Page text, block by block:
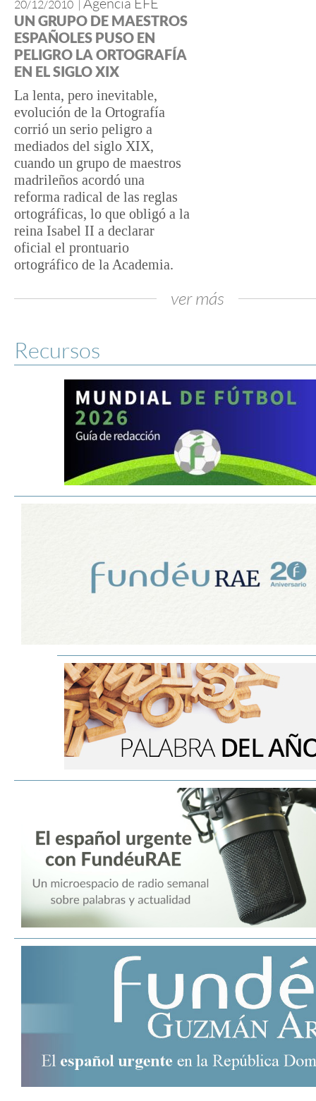
20/12/2010 |
UN GRUPO DE MAESTROS
ESPAÑOLES PUSO EN
PELIGRO LA ORTOGRAFÍA
EN EL SIGLO XIX
La lenta, pero inevitable,
evolución de la Ortografía
corrió un serio peligro a
mediados del siglo XIX,
cuando un grupo de maestros
madrileños acordó una
reforma radical de las reglas
ortográficas, lo que obligó a la
reina Isabel II a declarar
oficial el prontuario
ortográfico de la Academia.
ver más
Recursos